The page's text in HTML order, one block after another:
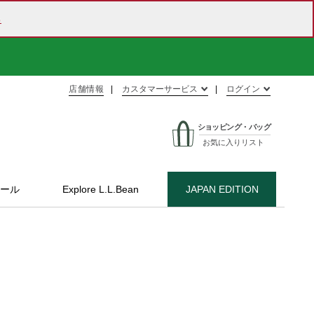
店舗情報 カスタマーサービス ログイン
ショッピング・バッグ
お気に入りリスト
ル Explore L.L.Bean JAPAN EDITION